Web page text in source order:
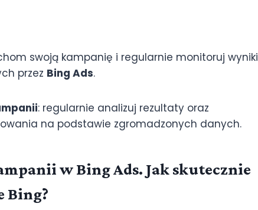
swoją kampanię i regularnie monitoruj wyniki
przez Bing Ads.
: regularnie analizuj rezultaty oraz
na podstawie zgromadzonych danych.
w Bing Ads. Jak skutecznie
Bing?